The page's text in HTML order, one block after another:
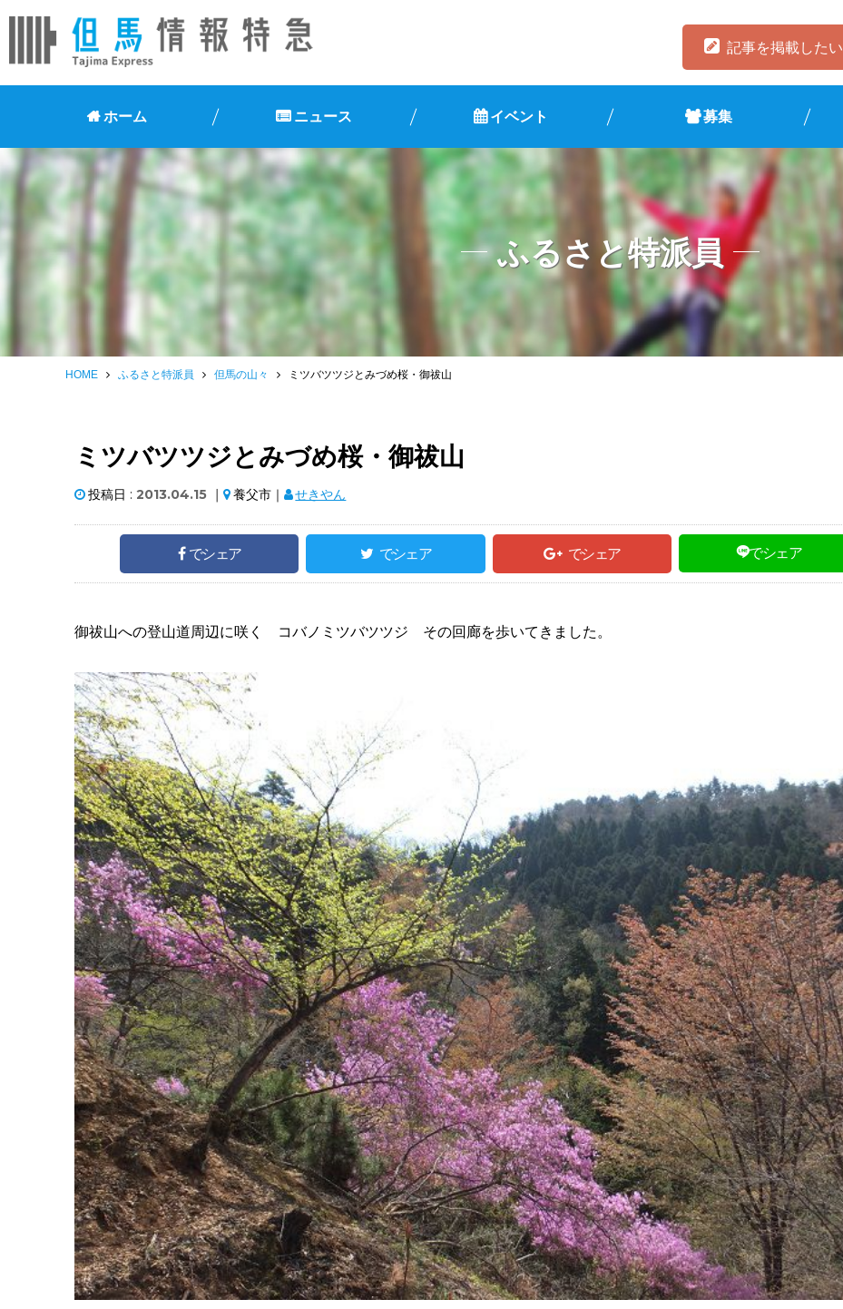
記事を掲載したい
ホーム ニュース イベント 募集
ふるさと特派員
HOME ふるさと特派員 但馬の山々 ミツバツツジとみづめ桜・御祓山
ミツバツツジとみづめ桜・御祓山
投稿日 : 2013.04.15｜ 養父市｜ せきやん
でシェア でシェア でシェア でシェア
御祓山への登山道周辺に咲く コバノミツバツツジ その回廊を歩いてきました。